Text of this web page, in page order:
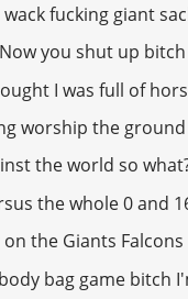
wack fucking giant
Now you shut up
I was full of
worship the
the world so
the whole 0 and
the Giants
bag game bitch